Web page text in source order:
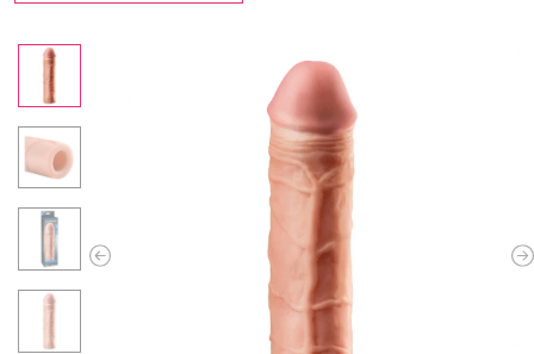
Previous